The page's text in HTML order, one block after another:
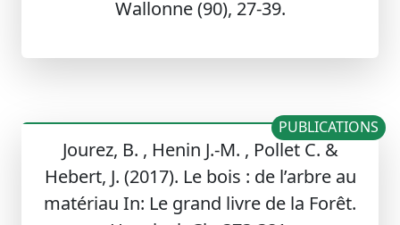
Wallonne (90), 27-39.
Jourez, B. , Henin J.-M. , Pollet C. &
Hebert, J. (2017). Le bois : de l’arbre au
matériau In: Le grand livre de la Forêt.
PUBLICATIONS